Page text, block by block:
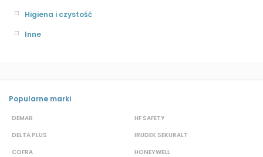
Higiena i czystość
Inne
Popularne marki
DEMAR
DELTA PLUS
COFRA
HF SAFETY
IRUDEK SEKURALT
HONEYWELL